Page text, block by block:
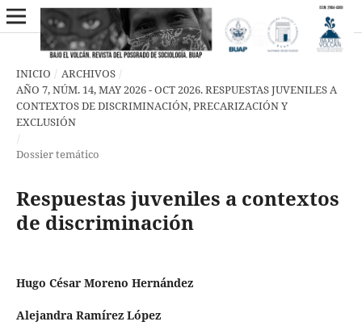
INICIO / ARCHIVOS /
AÑO 7, NÚM. 14, MAY 2026 - OCT 2026. RESPUESTAS JUVENILES A
CONTEXTOS DE DISCRIMINACIÓN, PRECARIZACIÓN Y
EXCLUSIÓN
/
Dossier temático
Respuestas juveniles a contextos
de discriminación
Hugo César Moreno Hernández
Alejandra Ramírez López